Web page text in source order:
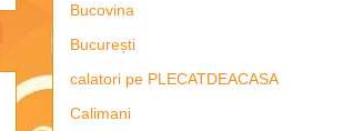
Bucovina
București
calatori pe PLECATDEACASA
Calimani